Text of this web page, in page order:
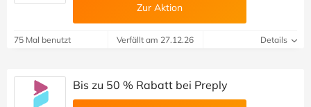
Zur Aktion
75 Mal benutzt Verfällt am 27.12.26 Details
Bis zu 50 % Rabatt bei Preply